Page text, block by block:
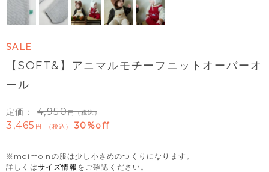
SALE
【SOFT&】アニマルモチーフニットオーバーオ
ール
定価： 4,950 （税込）
3,465 税込 30%off
※moimolnの服は少し小さめのつくりになります。
詳しくはサイズ情報 をご確認ください。